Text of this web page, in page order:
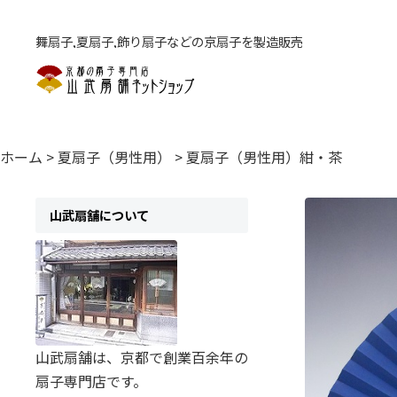
舞扇子,夏扇子,飾り扇子などの京扇子を製造販売
ホーム > 夏扇子（男性用） > 夏扇子（男性用）紺・茶
山武扇舗について
山武扇舗は、京都で創業百余年の
扇子専門店です。